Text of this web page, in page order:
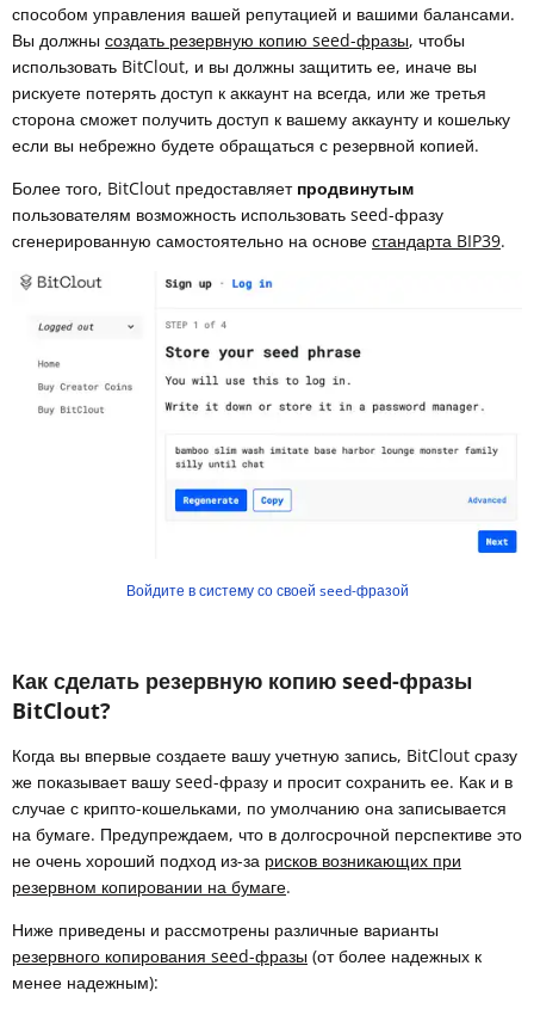
способом управления вашей репутацией и вашими балансами.
Вы должны создать резервную копию seed-фразы, чтобы
использовать BitClout, и вы должны защитить ее, иначе вы
рискуете потерять доступ к аккаунт на всегда, или же третья
сторона сможет получить доступ к вашему аккаунту и кошельку
если вы небрежно будете обращаться с резервной копией.
Более того, BitClout предоставляет продвинутым
пользователям возможность использовать seed-фразу
сгенерированную самостоятельно на основе стандарта BIP39.
Войдите в систему со своей seed-фразой
Как сделать резервную копию seed-фразы
BitClout?
Когда вы впервые создаете вашу учетную запись, BitClout сразу
же показывает вашу seed-фразу и просит сохранить ее. Как и в
случае с крипто-кошельками, по умолчанию она записывается
на бумаге. Предупреждаем, что в долгосрочной перспективе это
не очень хороший подход из-за рисков возникающих при
резервном копировании на бумаге.
Ниже приведены и рассмотрены различные варианты
резервного копирования seed-фразы (от более надежных к
менее надежным):